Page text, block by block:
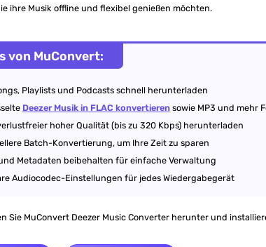
ihre Musik offline und flexibel genießen möchten.
von MuConvert:
Playlists und Podcasts schnell herunterladen
Deezer Musik in FLAC konvertierensowie MP3 und mehr
hoher Qualität (bis zu 320 Kbps) herunterladen
Batch-Konvertierung, um Ihre Zeit zu sparen
Metadaten beibehalten für einfache Verwaltung
Audiocodec-Einstellungen für jedes Wiedergabegerät
Sie MuConvert Deezer Music Converter herunter und